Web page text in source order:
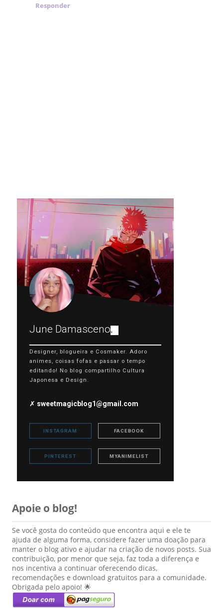
Responder
June Damasceno.
Designer, blogueira e Cosmaker. Adoro
animes, coisas fofas e passar o tempo
editando! No blog compartilho Cultura
Japonesa e Design.
✗ sweetmagicblog1@gmail.com
INSTAGRAM FACEBOOK
PINTEREST MYANIMELIST
Apoie o blog!
Se você gosta do conteúdo que encontra aqui e ele te
ajuda de alguma forma, considere fazer uma doação para
manter o blog ativo e ajudar na criação de novos posts. Sua
contribuição, por menor que seja, faz toda a diferença e
nos incentiva a continuar oferecendo dicas,
recomendações e download gratuitos para a comunidade.
Obrigada pelo apoio! 🌟